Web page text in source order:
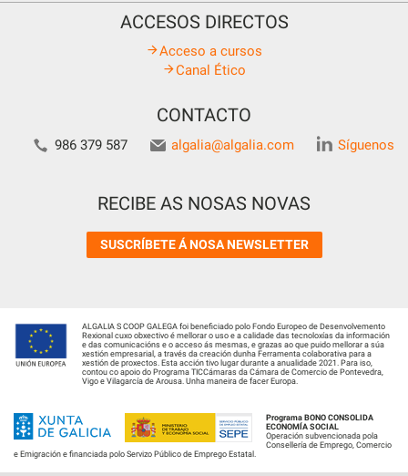
ACCESOS DIRECTOS
Acceso a cursos
Canal Ético
CONTACTO
986 379 587 algalia@algalia.com Síguenos
RECIBE AS NOSAS NOVAS
SUSCRÍBETE Á NOSA NEWSLETTER
ALGALIA S COOP GALEGA foi beneficiado polo Fondo Europeo de Desenvolvemento
Rexional cuxo obxectivo é mellorar o uso e a calidade das tecnoloxías da información
e das comunicacións e o acceso ás mesmas, e grazas ao que puido mellorar a súa
xestión empresarial, a través da creación dunha Ferramenta colaborativa para a
xestión de proxectos. Esta acción tivo lugar durante a anualidade 2021. Para iso,
contou co apoio do Programa TICCámaras da Cámara de Comercio de Pontevedra,
Vigo e Vilagarcía de Arousa. Unha maneira de facer Europa.
Programa BONO CONSOLIDA
ECONOMÍA SOCIAL
Operación subvencionada pola
Consellería de Emprego, Comercio
e Emigración e financiada polo Servizo Público de Emprego Estatal.